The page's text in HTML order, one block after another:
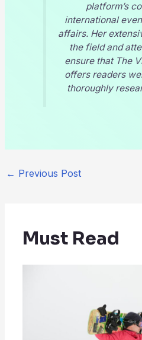
platform’s
international
affairs. Her
the field and
ensure that The
offers readers
thoroughly
← Previous Post
Must Read